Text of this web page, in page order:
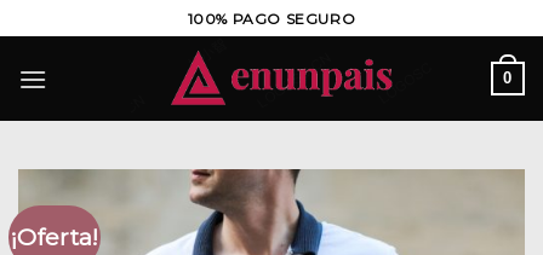
al
contenido
100% PAGO SEGURO
0
¡Oferta!